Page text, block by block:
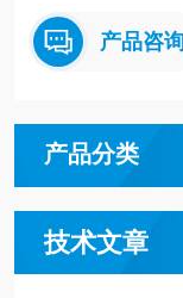
产品咨询
产品分类
技术文章